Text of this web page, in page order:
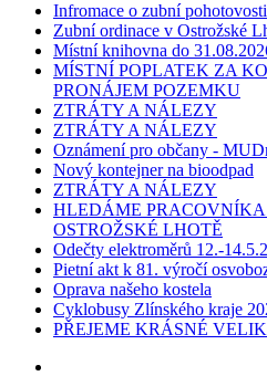
Infromace o zubní pohotovosti
Zubní ordinace v Ostrožské
Místní knihovna do
MÍSTNÍ POPLATEK ZA
PRONÁJEM POZEMKU
ZTRÁTY A NÁLEZY
ZTRÁTY A NÁLEZY
Oznámení pro občany -
Nový kontejner na bioodpad
ZTRÁTY A NÁLEZY
HLEDÁME
OSTROŽSKÉ LHOTĚ
Odečty elektroměrů 12.-
Pietní akt k 81. výročí
Oprava našeho kostela
Cyklobusy Zlínského kraje
PŘEJEME KRÁSNÉ